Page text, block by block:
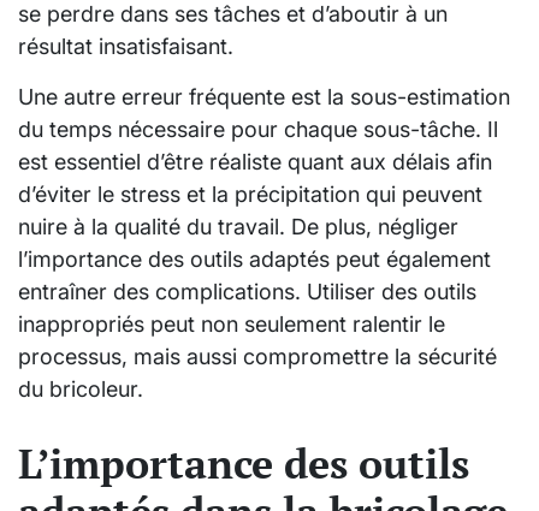
se perdre dans ses tâches et d’aboutir à un
résultat insatisfaisant.
Une autre erreur fréquente est la sous-estimation
du temps nécessaire pour chaque sous-tâche. Il
est essentiel d’être réaliste quant aux délais afin
d’éviter le stress et la précipitation qui peuvent
nuire à la qualité du travail. De plus, négliger
l’importance des outils adaptés peut également
entraîner des complications. Utiliser des outils
inappropriés peut non seulement ralentir le
processus, mais aussi compromettre la sécurité
du bricoleur.
L’importance des outils